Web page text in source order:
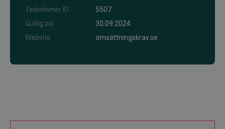
Teilnehmer ID
5507
Gültig bis
30.09.2024
Website
omsättningskrav.se